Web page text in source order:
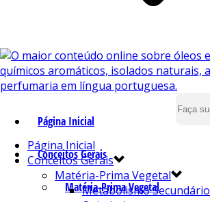
Página Inicial
Conceitos Gerais
Matéria-Prima Vegetal
Página Inicial
Conceitos Gerais
Matéria-Prima Vegetal
Metabolismo Secundário